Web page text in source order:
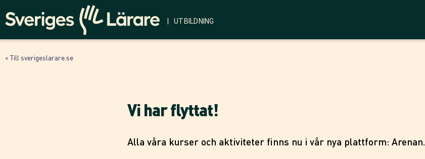
| UTBILDNING
< Till sverigeslarare.se
Vi har flyttat!
Alla våra kurser och aktiviteter finns nu i vår nya plattform: Arenan.